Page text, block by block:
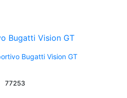
Bugatti Vision GT
77253